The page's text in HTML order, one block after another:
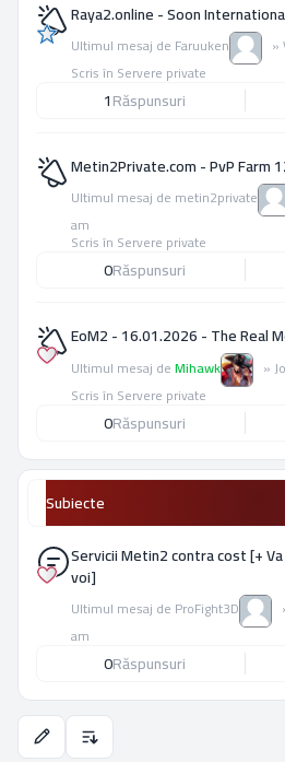
Raya2.online - Soon
Ultimul mesaj de Faruuken »
Scris în Servere private
1Răspunsuri
Metin2Private.com - PvP Farm
Ultimul mesaj de metin2private
am
Scris în Servere private
0Răspunsuri
EoM2 - 16.01.2026 - The Real
Ultimul mesaj deMihawk »
Scris în Servere private
0Răspunsuri
Subiecte
Servicii Metin2 contra cost [+
voi]
Ultimul mesaj de ProFight3D
am
0Răspunsuri
Opţiuni de sortare şi afişare.